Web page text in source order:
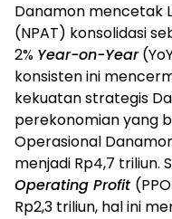
Danamon mencetak
(NPAT) konsolidasi
2% Year-on-Year
konsisten ini
kekuatan strategis
perekonomian yang
Operasional
menjadi Rp4,7 triliun.
Operating Profit
Rp2,3 triliun, hal ini